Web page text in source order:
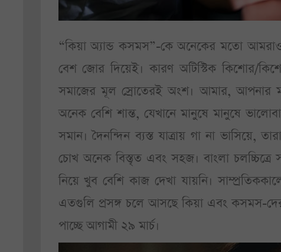
“কিয়া অ্যান্ড কসমস”-কে অনেকের মতো
বেশ জোর দিয়েই। কারণ অটিস্টিক কিশোর/
সমাজের মূল স্রোতেরই অংশ। আমার, আপনার
অনেক বেশি শান্ত, যেখানে মানুষে মানুষে
সমান। দৈনন্দিন ব্যস্ত যাত্রায় গা না ভাসিয়ে,
চোখ অনেক বিস্তৃত এবং সহজ। বাংলা চলচ্চিত্রে
নিয়ে খুব বেশি কাজ দেখা যায়নি।
এতগুলি প্রসঙ্গ চলে আসছে কিয়া এবং কসমস-
পাচ্ছে আগামী ২৯ মার্চ।